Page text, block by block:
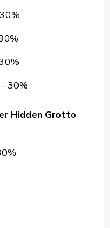
- 30%
Hidden Grotto